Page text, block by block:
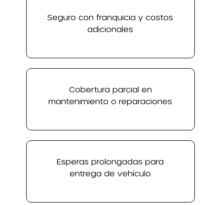
Seguro con franquicia y costos
adicionales
Cobertura parcial en
mantenimiento o reparaciones
Esperas prolongadas para
entrega de vehículo